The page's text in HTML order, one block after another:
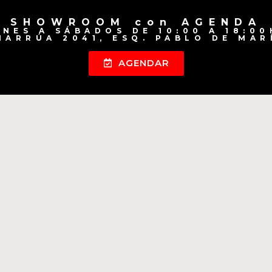
SHOWROOM con AGENDA
A SÁBADOS DE 10:00 A
2041, ESQ. PABLO DE
AGENDAR